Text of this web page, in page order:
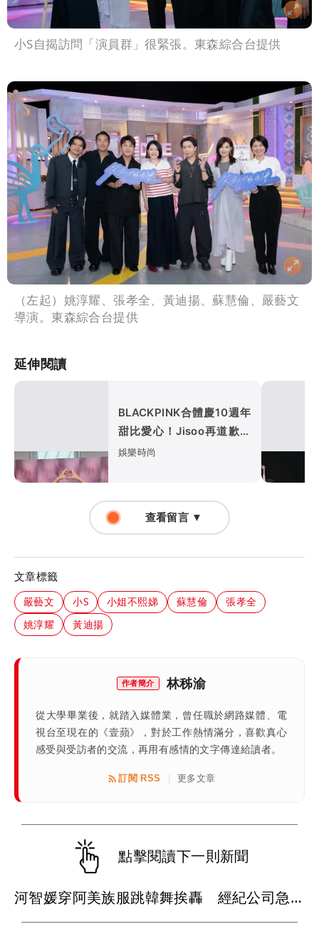
小S自揭訪問「演員群」很緊張。東森綜合台提供
（左起）姚淳耀、張孝全、黃迪揚、蘇慧倫、嚴藝文
導演。東森綜合台提供
延伸閱讀
BLACKPINK合體慶10週年
甜比愛心！Jisoo再道歉認
「溝通有問題」
娛樂時尚
查看留言 ▼
文章標籤
嚴藝文 小S 小姐不熙娣 蘇慧倫
張孝全
姚淳耀
黃迪揚
作者簡介 林秭渝
從大學畢業後，就踏入媒體業，曾任職於網路媒體、電
視台至現在的《壹蘋》，對於工作熱情滿分，喜歡真心
感受與受訪者的交流，再用有感情的文字傳達給讀者。
訂閱 RSS 更多文章
點擊閱讀下一則新聞
河智媛穿阿美族服跳韓舞挨轟 經紀公司急回應